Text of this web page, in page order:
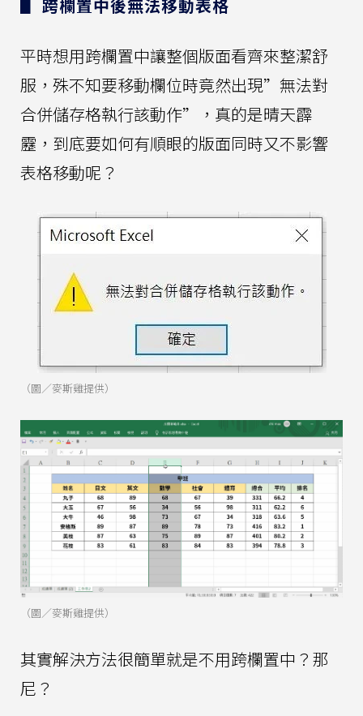
▋ 跨欄置中後無法移動表格
平時想用跨欄置中讓整個版面看齊來整潔舒
服，殊不知要移動欄位時竟然出現”無法對
合併儲存格執行該動作”，真的是晴天霹
靂，到底要如何有順眼的版面同時又不影響
表格移動呢？
（圖／麥斯雞提供）
（圖／麥斯雞提供）
其實解決方法很簡單就是不用跨欄置中？那
尼？